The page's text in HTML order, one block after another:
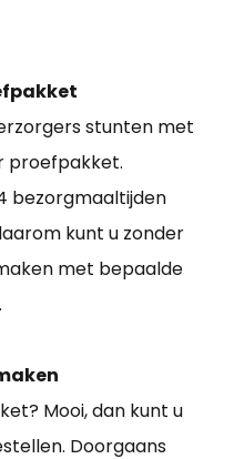
stunten met
proefpakket.
bezorgmaaltijden
kunt u zonder
met bepaalde
Mooi, dan kunt u
Doorgaans